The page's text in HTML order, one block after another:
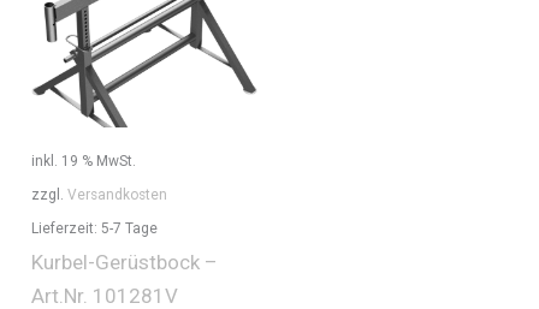
inkl. 19 % MwSt.
zzgl.Versandkosten
Lieferzeit: 5-7 Tage
Kurbel-Gerüstbock –
Art.Nr. 101281V